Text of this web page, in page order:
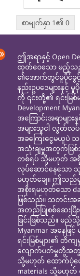
စာမျက်နှာ 1၏ 0
ဤအရာနှင့် Open
ထုတ်ဝေသော မည့်သည့်အ
၏အောက်တွင်မူပိုင်ခွင့်
နည်းဥပဒေများနှင့် မူ
ကို ၎င်းတို့၏ ရင်းမြ
Development
အကြောင်းအရာမျာ
အများသူငါ လွတ်လပ်စွ
အခကြေးငွေမယူပဲ
အသုံးချမှုအတွက်ဖ
တစ်ရပ် သို့မဟုတ် အစိုး
လုပ်ဆောင်နေသော
မဟုတ်ချေ။ ဤသ
အစိုးရမဟုတ်သော
ဖြစ်သည်။ သတင်း
အတည်ပြုစစ်ဆေးပြီ
ခြင်းဖြစ်သည်။ မည်
Myanmar အနေ
ရင်းမြစ်များ၏ တိ
လျောက်ပတ်မှုတို့အတွ
သို့မဟုတ် ထောက်ပံ့ပေ
materials သို့မဟုတ်